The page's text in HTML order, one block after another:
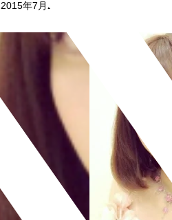
2015年7月28日